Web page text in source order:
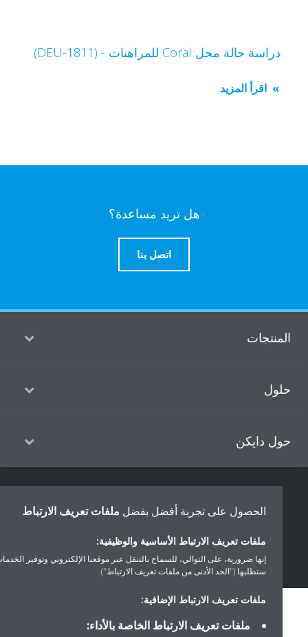
دراسة حالة محل Coral للمراهنات - (DEU-1811)
اقرأ المزيد
هل تريد مساعدة؟
اتصل بنا
دايكن
أخلاقيات الشركة
الحصول على تجربة أفضل بفضلملفات تعريف الارتباط
ملفات تعريف الارتباط الأساسية والوظيفية:
إنها ضرورية، على التوالي، للسماح بالتنقل عبر موقعنا الإلكتروني وتوفير الخدمات التي
ستطلبها ("الحد الأدنى من ملفات تعريف الارتباط").
ملفات تعريف الارتباط الإضافية:
ملفات تعريف الارتباط الخاصة بالأداء: